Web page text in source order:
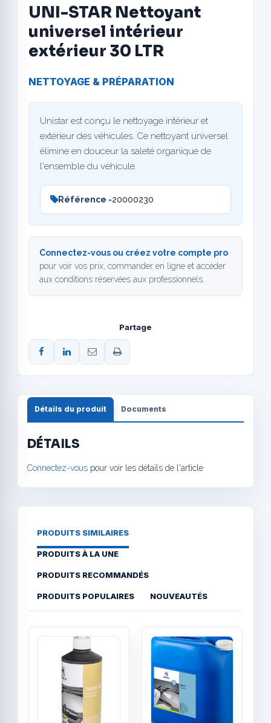
UNI-STAR Nettoyant
universel intérieur
extérieur 30 LTR
NETTOYAGE & PRÉPARATION
Unistar est conçu le nettoyage intérieur et
extérieur des véhicules. Ce nettoyant universel
élimine en douceur la saleté organique de
l'ensemble du véhicule.
Référence -20000230
Connectez-vous ou créez votre compte pro
pour voir vos prix, commander en ligne et accéder
aux conditions réservées aux professionnels.
Partage
Détails du produit Documents
DÉTAILS
Connectez-vous pour voir les détails de l'article
PRODUITS SIMILAIRES
PRODUITS À LA UNE
PRODUITS RECOMMANDÉS
PRODUITS POPULAIRES NOUVEAUTÉS